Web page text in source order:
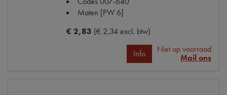
Maten [PW 6]
€ 2,83 (€ 2,34 excl. btw)
Info
Niet op voorraad
Mail ons